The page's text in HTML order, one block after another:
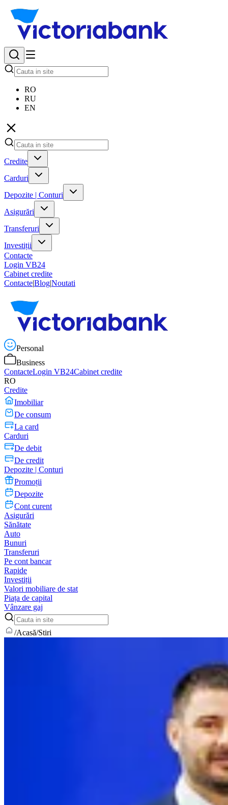
RO
RU
EN
Credite
Carduri
Depozite | Conturi
Asigurări
Transferuri
Investiții
Contacte
Login VB24
Cabinet credite
Contacte|Blog|Noutati
Personal
Business
ContacteLogin VB24Cabinet credite
RO
Credite
Imobiliar
De consum
La card
Carduri
De debit
De credit
Depozite | Conturi
Promoții
Depozite
Cont curent
Asigurări
Sănătate
Auto
Bunuri
Transferuri
Pe cont bancar
Rapide
Investiții
Valori mobiliare de stat
Piața de capital
Vânzare gaj
/Acasă/Stiri